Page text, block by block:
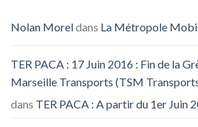
Nolan Moreldans La Métropole
TER PACA : 17 Juin 2016 : Fin de la
Marseille Transports (TSM
dans TER PACA : A partir du 1er Juin